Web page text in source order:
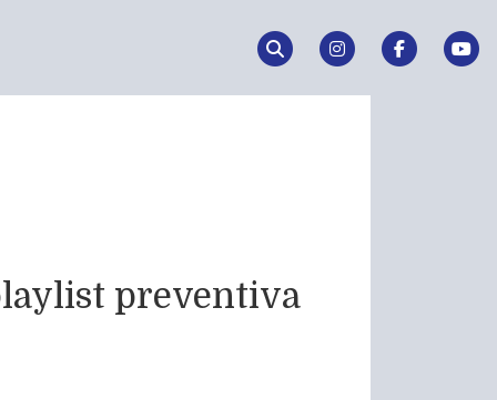
preventiva